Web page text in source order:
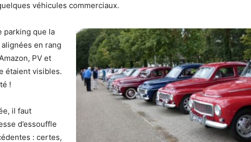
véhicules commerciaux.
parking que la
en rang
PV et
étaient visibles.
!
il faut
d’essouffle
: certes,